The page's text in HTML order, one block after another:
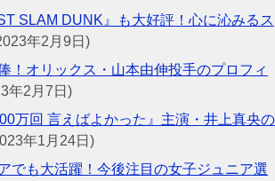
SLAM DUNK』も大好評！心に沁みるス
年2月9日)
！オリックス・山本由伸投手のプロフィ
年2月7日)
万回 言えばよかった』主演・井上真央の
年1月24日)
でも大活躍！今後注目の女子ジュニア選